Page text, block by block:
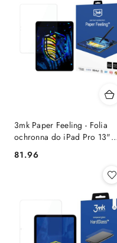
3mk Paper Feeling - Folia
ochronna do iPad Pro 13"
(M4, 2024) (2 szt.)
Cena:
81.96